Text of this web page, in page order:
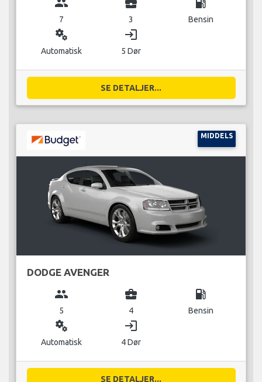
7 3 Bensin
miscellaneous_services
Automatisk
login
5 Dør
SE DETALJER...
MIDDELS
DODGE AVENGER
group
5
business_center
4
local_gas_station
Bensin
miscellaneous_services
Automatisk
login
4 Dør
SE DETALJER...